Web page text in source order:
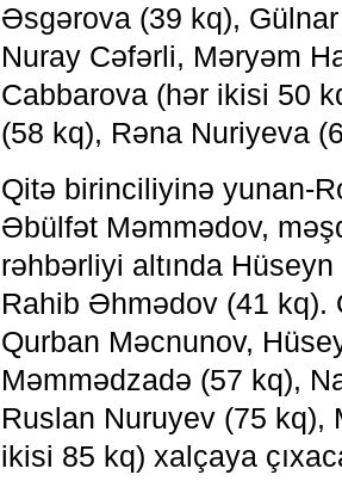
Əsgərova (39 kq),
Nuray Cəfərli, Məryəm
Cabbarova (hər ikisi 50
(58 kq), Rəna Nuriyeva
Qitə birinciliyinə yunan-
Əbülfət Məmmədov,
rəhbərliyi altında
Rahib Əhmədov (41 kq).
Qurban Məcnunov,
Məmmədzadə (57 kq),
Ruslan Nuruyev (75 kq),
ikisi 85 kq) xalçaya